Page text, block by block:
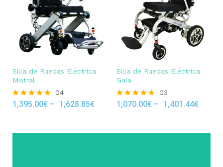
Silla de Ruedas Eléctrica
Mistral
Rated
04
1,395.00€ – 1,628.85€
Silla de Ruedas Eléctrica
Gala
Rated
03
1,070.00€ – 1,401.44€